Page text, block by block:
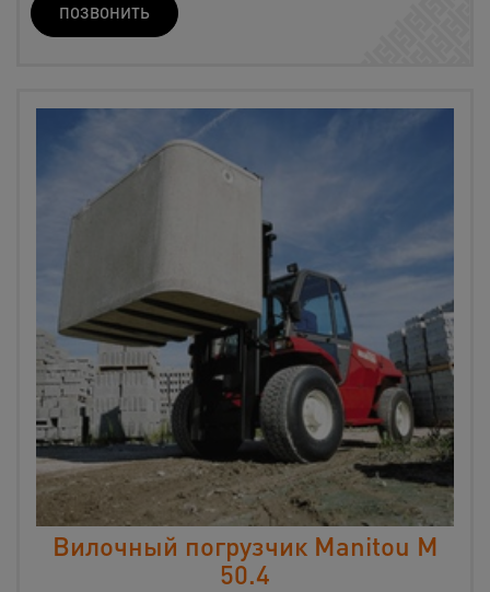
ПОЗВОНИТЬ
Вилочный погрузчик Manitou М
50.4